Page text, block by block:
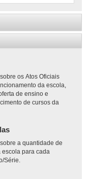
os Atos Oficiais
da escola,
de ensino e
de cursos da
a quantidade de
escola para cada
Série.